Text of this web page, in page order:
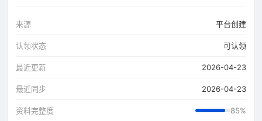
来源 平台创建
认领状态 可认领
最近更新 2026-04-23
最近同步 2026-04-23
资料完整度 85%